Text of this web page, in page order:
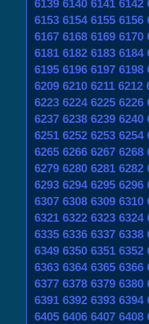
6139 6140 6141 6142
6153 6154 6155 6156
6167 6168 6169 6170
6181 6182 6183 6184
6195 6196 6197 6198
6209 6210 6211 6212
6223 6224 6225 6226
6237 6238 6239 6240
6251 6252 6253 6254
6265 6266 6267 6268
6279 6280 6281 6282
6293 6294 6295 6296
6307 6308 6309 6310
6321 6322 6323 6324
6335 6336 6337 6338
6349 6350 6351 6352
6363 6364 6365 6366
6377 6378 6379 6380
6391 6392 6393 6394
6405 6406 6407 6408